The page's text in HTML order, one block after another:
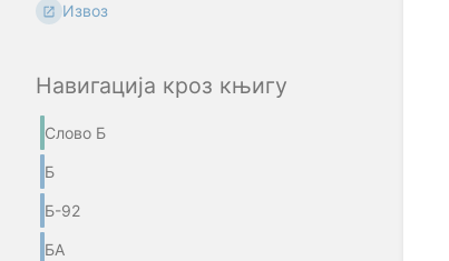
Извоз
Навигација кроз књигу
Слово Б
Б
Б-92
БА